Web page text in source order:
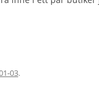
03.